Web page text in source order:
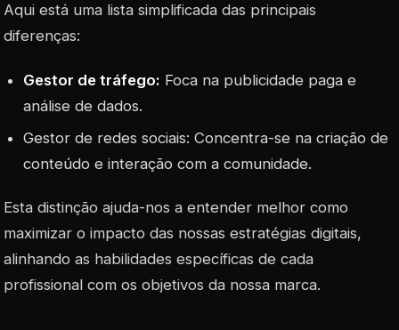
Aqui está uma lista simplificada das principais
diferenças:
Gestor de tráfego: Foca na publicidade paga e
análise de dados.
Gestor de redes sociais: Concentra-se na criação de
conteúdo e interação com a comunidade.
Esta distinção ajuda-nos a entender melhor como
maximizar o impacto das nossas estratégias digitais,
alinhando as habilidades específicas de cada
profissional com os objetivos da nossa marca.